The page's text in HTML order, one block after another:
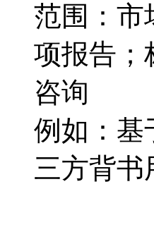
范围：市
项报告；
咨询
例如：基
三方背书